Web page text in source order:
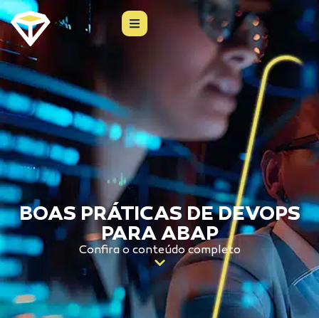
BOAS PRÁTICAS DE DEVOPS
PARA ABAP
Confira o conteúdo completo